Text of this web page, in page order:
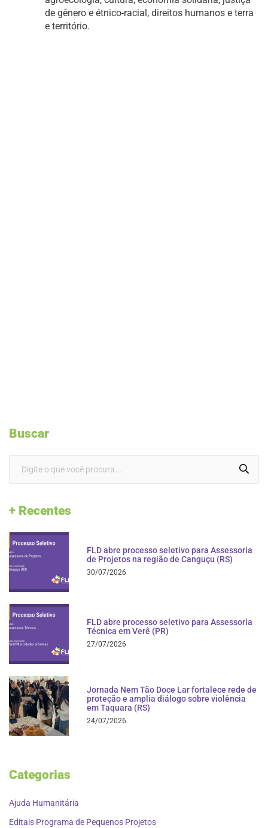
de gênero e étnico-racial, direitos humanos e terra
e território.
Buscar
+ Recentes
FLD abre processo seletivo para Assessoria
de Projetos na região de Canguçu (RS)
30/07/2026
FLD abre processo seletivo para Assessoria
Técnica em Verê (PR)
27/07/2026
Jornada Nem Tão Doce Lar fortalece rede de
proteção e amplia diálogo sobre violência
em Taquara (RS)
24/07/2026
Categorias
Ajuda Humanitária
Editais Programa de Pequenos Projetos